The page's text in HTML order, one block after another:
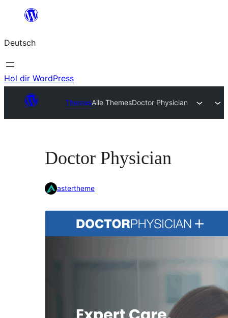
springen
Deutsch
Hol dir WordPress
ThemesAlle ThemesDoctor Physician
Doctor Physician
astertheme